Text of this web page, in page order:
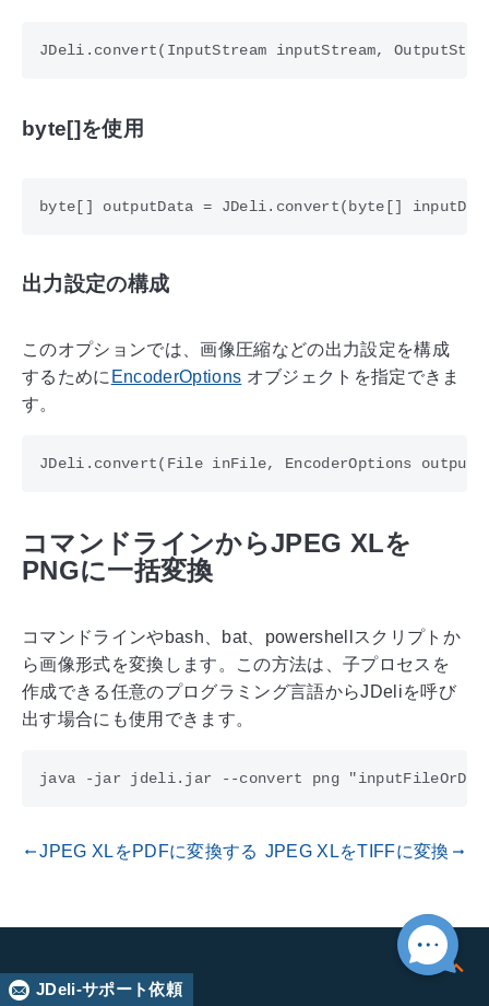
byte[]を使用
出力設定の構成
このオプションでは、画像圧縮などの出力設定を構成
するために EncoderOptions オブジェクトを指定できま
す。
コマンドラインからJPEG XLを
PNGに一括変換
コマンドラインやbash、bat、powershellスクリプトか
ら画像形式を変換します。この方法は、子プロセスを
作成できる任意のプログラミング言語からJDeliを呼び
出す場合にも使用できます。
gdoc_arrow_left_altJPEG XLをPDFに変換する JPEG XLをTIFFに変換 gdoc_arrow_right_alt
JDeli-サポート依頼